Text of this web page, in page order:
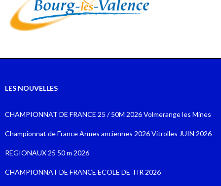
LES NOUVELLES
CHAMPIONNAT DE FRANCE 25 / 50M 2026 Volmerange les Mines
Championnat de France Armes anciennes 2026 Vitrolles JUIN 2026
REGIONAUX 25 50 m 2026
CHAMPIONNAT DE FRANCE ECOLE DE TIR 2026